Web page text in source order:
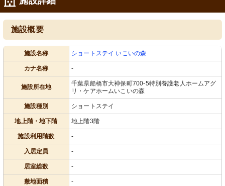
施設概要
施設名称 ショートステイ いこいの森
カナ名称 -
施設所在地
千葉県船橋市大神保町700-5特別養護老人ホームアグ
リ・ケアホームいこいの森
施設種別 ショートステイ
地上階・地下階 地上階3階
施設利用階数 -
入居定員 -
居室総数 -
敷地面積 -